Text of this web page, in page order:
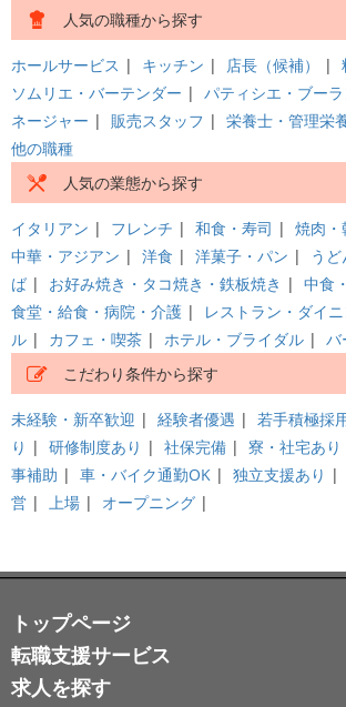
人気の職種から探す
ホールサービス | キッチン | 店長（候補） |
ソムリエ・バーテンダー | パティシエ・ブー
ネージャー | 販売スタッフ | 栄養士・管理栄
他の職種
人気の業態から探す
イタリアン | フレンチ | 和食・寿司 | 焼肉・
中華・アジアン | 洋食 | 洋菓子・パン |
う
ば | お好み焼き・タコ焼き・鉄板焼き | 中食
食堂・給食・病院・介護 | レストラン・ダイ
ル | カフェ・喫茶 | ホテル・ブライダル | バ
こだわり条件から探す
未経験・新卒歓迎 | 経験者優遇 | 若手積極採
り | 研修制度あり | 社保完備 | 寮・社宅あり
事補助 | 車・バイク通勤OK | 独立支援あり |
営 | 上場 | オープニング |
トップページ
転職支援サービス
求人を探す